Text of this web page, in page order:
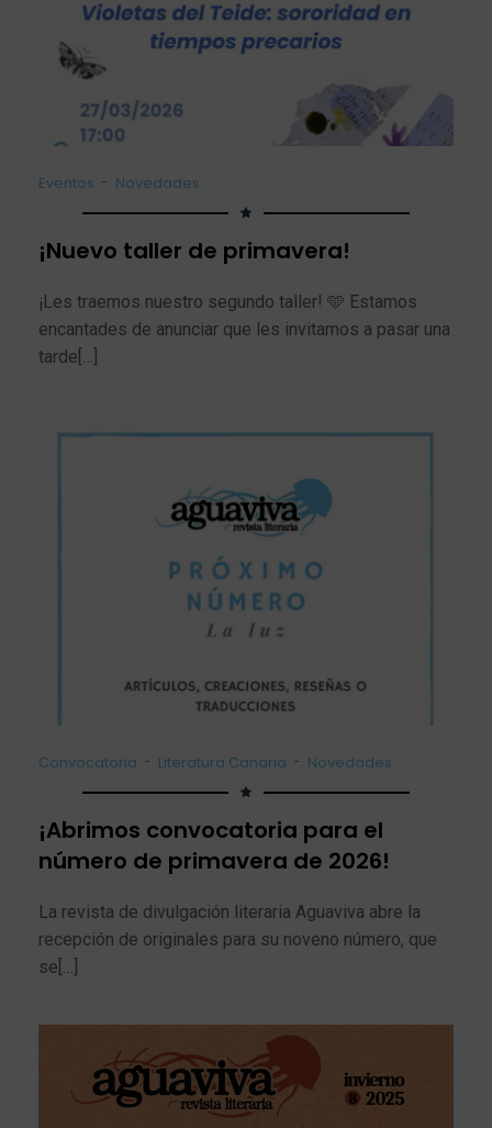
Eventos - Novedades
¡Nuevo taller de primavera!
¡Les traemos nuestro segundo taller! 🩵 Estamos
encantades de anunciar que les invitamos a pasar una
tarde[…]
Convocatoria - Literatura Canaria - Novedades
¡Abrimos convocatoria para el
número de primavera de 2026!
La revista de divulgación literaria Aguaviva abre la
recepción de originales para su noveno número, que
se[…]